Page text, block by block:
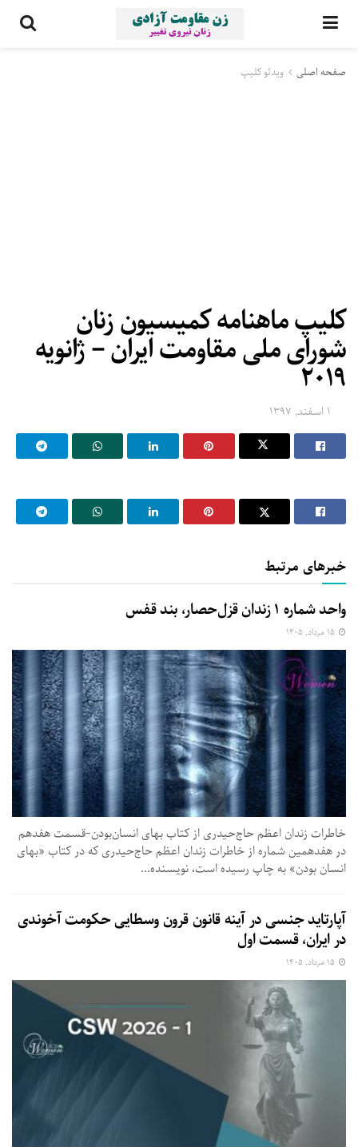
صفحه اصلی ویدئو کلیپ
کلیپ ماهنامه کمیسیون زنان
شورای ملی مقاومت ایران – ژانویه
۲۰۱۹
۱ اسفند, ۱۳۹۷
خبرهای مرتبط
واحد شماره ۱ زندان قزل‌حصار، بند قفس
خاطرات زندان اعظم حاج‌حیدری از کتاب بهای انسان‌بودن-قسمت هفدهم
در هفدهمین شماره از خاطرات زندان اعظم حاج‌حیدری که در کتاب «بهای
انسان بودن» به چاپ رسیده است،‌ نویسنده...
آپارتاید جنسی در آینه قانون قرون وسطایی حکومت آخوندی
در ایران، قسمت اول